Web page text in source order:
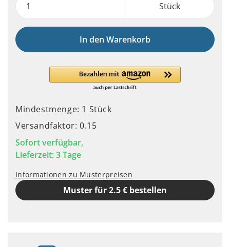
Stück
In den Warenkorb
Mindestmenge: 1 Stück
Versandfaktor: 0.15
Sofort verfügbar,
Lieferzeit: 3 Tage
Informationen zu Musterpreisen
Muster für 2.5 € bestellen